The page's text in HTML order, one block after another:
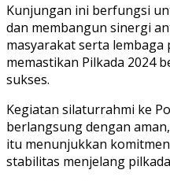
Kunjungan ini berfungsi
dan membangun sinergi
masyarakat serta
memastikan Pilkada 2024
sukses.
Kegiatan silaturrahmi ke
berlangsung dengan
itu menunjukkan
stabilitas menjelang